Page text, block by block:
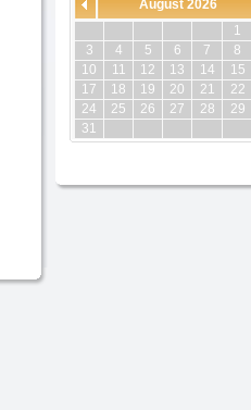
August 2026
1
3
4 5 6 7 8
10
11 12 13 14 15
17
18 19 20 21 22
24
25 26 27 28 29
31